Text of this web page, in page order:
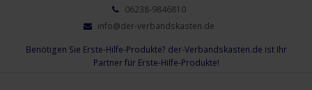
06238-9846810
info@der-verbandskasten.de
Benötigen Sie Erste-Hilfe-Produkte? der-Verbandskasten.de ist Ihr
Partner für Erste-Hilfe-Produkte!